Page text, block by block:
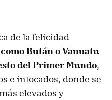
de la felicidad
Bután o Vanuatu
del Primer Mundo,
e intocados, donde se
elevados y